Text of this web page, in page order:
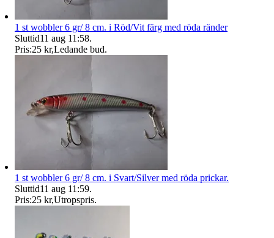
1 st wobbler 6 gr/ 8 cm. i Röd/Vit färg med röda ränder
Sluttid11 aug 11:58.
Pris:25 kr,Ledande bud.
1 st wobbler 6 gr/ 8 cm. i Svart/Silver med röda prickar.
Sluttid11 aug 11:59.
Pris:25 kr,Utropspris.